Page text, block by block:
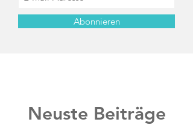
Abonnieren
Neuste Beiträge